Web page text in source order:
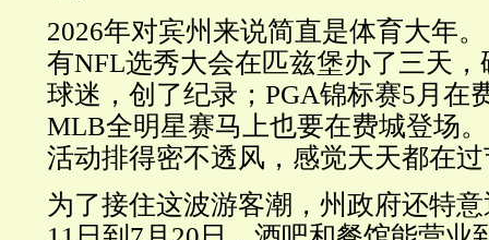
2026年对宾州来说简直是体育大年
有NFL选秀大会在匹兹堡办了三天，
球迷，创了纪录；PGA锦标赛5月在
MLB全明星赛马上也要在费城登场
活动排得密不透风，感觉天天都在
为了接住这波游客潮，州政府还特